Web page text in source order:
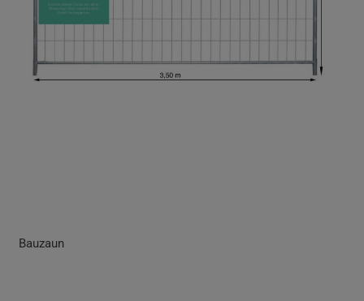
Bauzaun